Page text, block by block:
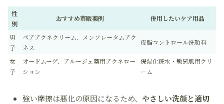
性
別
おすすめ市販薬例 併用したいケア用品
男
子
ペアアクネクリーム、メンソレータムアク
ネス
皮脂コントロール洗顔料
女
子
オードムーゲ、アルージェ薬用アクネロー
ション
保湿化粧水・敏感肌用クリ
ーム
強い摩擦は悪化の原因になるため、 やさしい洗顔と適切